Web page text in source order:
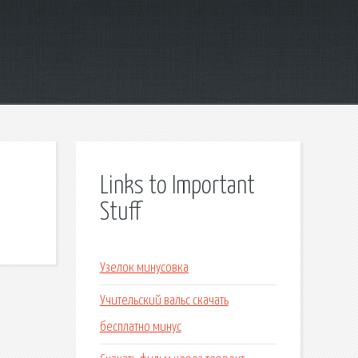
Links to Important
Stuff
Узелок минусовка
Учительский вальс скачать
бесплатно минус